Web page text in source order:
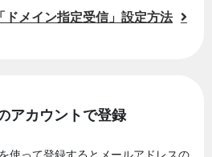
ドメイン指定受信」設定方法
アカウントで登録